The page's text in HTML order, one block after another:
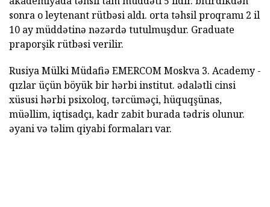
sonra o leytenant rütbəsi aldı. orta təhsil proqramı 2 il
10 ay müddətinə nəzərdə tutulmuşdur. Graduate
praporşik rütbəsi verilir.
Rusiya Mülki Müdafiə EMERCOM Moskva 3. Academy -
qızlar üçün böyük bir hərbi institut. ədalətli cinsi
xüsusi hərbi psixoloq, tərcüməçi, hüquqşünas,
müəllim, iqtisadçı, kadr zabit burada tədris olunur.
əyani və təlim qiyabi formaları var.